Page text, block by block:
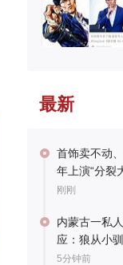
最新
首饰卖不动
年上演“分裂
刚刚
内蒙古一私
应：狼从小
5分钟前